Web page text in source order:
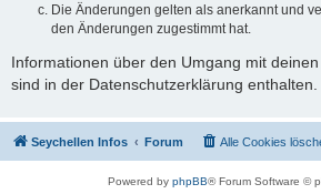
Die Änderungen gelten als anerkannt und
den Änderungen zugestimmt hat.
Informationen über den Umgang mit
sind in der Datenschutzerklärung enthalten.
Seychellen Infos Forum Alle Cookies
Powered by phpBB® Forum Software ©